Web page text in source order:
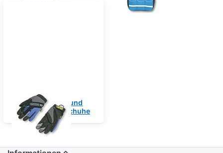
Mechaniker- und
Montagehandschuhe